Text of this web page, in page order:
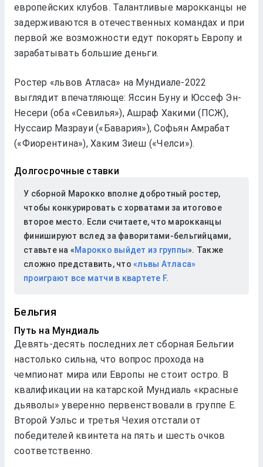
европейских клубов. Талантливые марокканцы не
задерживаются в отечественных командах и при
первой же возможности едут покорять Европу и
зарабатывать большие деньги.
Ростер «львов Атласа» на Мундиале-2022
выглядит впечатляюще: Яссин Буну и Юссеф Эн-
Несери (оба «Севилья»), Ашраф Хакими (ПСЖ),
Нуссаир Мазрауи («Бавария»), Софьян Амрабат
(«Фиорентина»), Хаким Зиеш («Челси»).
Долгосрочные ставки
У сборной Марокко вполне добротный ростер,
чтобы конкурировать с хорватами за итоговое
второе место. Если считаете, что марокканцы
финишируют вслед за фаворитами-бельгийцами,
ставьте на «Марокко выйдет из группы». Также
сложно представить, что «львы Атласа»
проиграют все матчи в квартете F.
Бельгия
Путь на Мундиаль
Девять-десять последних лет сборная Бельгии
настолько сильна, что вопрос прохода на
чемпионат мира или Европы не стоит остро. В
квалификации на катарской Мундиаль «красные
дьяволы» уверенно первенствовали в группе Е.
Второй Уэльс и третья Чехия отстали от
победителей квинтета на пять и шесть очков
соответственно.